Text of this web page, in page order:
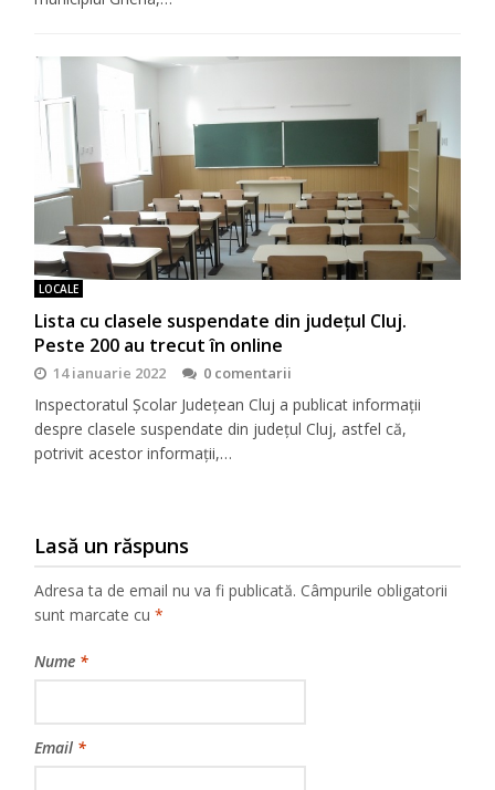
LOCALE
Lista cu clasele suspendate din județul Cluj.
Peste 200 au trecut în online
14 ianuarie 2022 0 comentarii
Inspectoratul Școlar Județean Cluj a publicat informații
despre clasele suspendate din județul Cluj, astfel că,
potrivit acestor informații,…
Lasă un răspuns
Adresa ta de email nu va fi publicată. Câmpurile obligatorii
sunt marcate cu*
Nume *
Email *